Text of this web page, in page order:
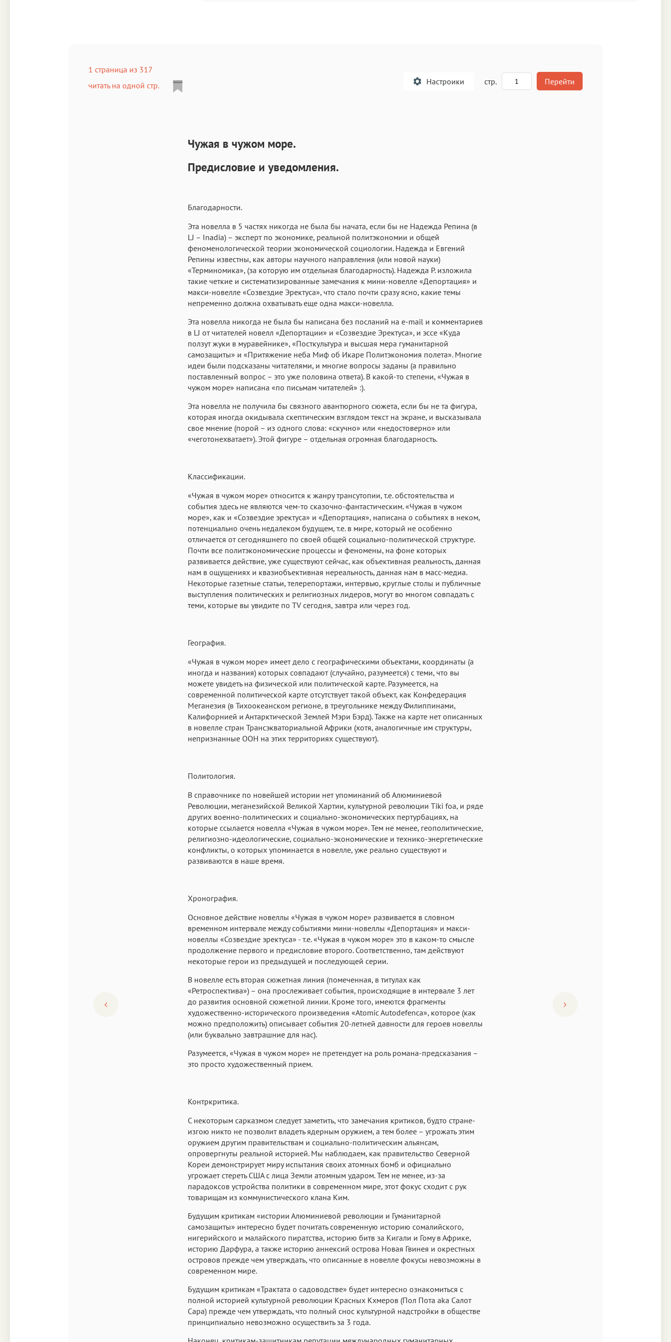
1 страница из 317
читать на одной стр.
Настроики
Аа
Roboto
Аа Аа
Fira Sans
Аа
Аа
Iowan
Аа
San Francisco Аа
SF Serif Аа
New York
Аа
Helvetica Neue
Аа
Arial Аа
Georgia
Аа
Аа
Courier
Аа
Courier New
Аа
Menlo
Аа
SF Mono
стр. Перейти
Чужая в чужом море.
Предисловие и уведомления.
Благодарности.
Эта новелла в 5 частях никогда не была бы начата, если бы не Надежда Репина (в
LJ – Inadia) – эксперт по экономике, реальной политэкономии и общей
феноменологической теории экономической социологии. Надежда и Евгений
Репины известны, как авторы научного направления (или новой науки)
«Терминомика», (за которую им отдельная благодарность). Надежда Р. изложила
такие четкие и систематизированные замечания к мини-новелле «Депортация» и
макси-новелле «Созвездие Эректуса», что стало почти сразу ясно, какие темы
непременно должна охватывать еще одна макси-новелла.
Эта новелла никогда не была бы написана без посланий на e-mail и комментариев
в LJ от читателей новелл «Депортации» и «Созвездие Эректуса», и эссе «Куда
ползут жуки в муравейнике», «Посткультура и высшая мера гуманитарной
самозащиты» и «Притяжение неба Миф об Икаре Политэкономия полета». Многие
идеи были подсказаны читателями, и многие вопросы заданы (а правильно
поставленный вопрос – это уже половина ответа). В какой-то степени, «Чужая в
чужом море» написана «по письмам читателей» :).
Эта новелла не получила бы связного авантюрного сюжета, если бы не та фигура,
которая иногда окидывала скептическим взглядом текст на экране, и высказывала
свое мнение (порой – из одного слова: «скучно» или «недостоверно» или
«чеготонехватает»). Этой фигуре – отдельная огромная благодарность.
Классификации.
«Чужая в чужом море» относится к жанру трансутопии, т.е. обстоятельства и
события здесь не являются чем-то сказочно-фантастическим. «Чужая в чужом
море», как и «Созвездие эректуса» и «Депортация», написана о событиях в неком,
потенциально очень недалеком будущем, т.е. в мире, который не особенно
отличается от сегодняшнего по своей общей социально-политической структуре.
Почти все политэкономические процессы и феномены, на фоне которых
развивается действие, уже существуют сейчас, как объективная реальность, данная
нам в ощущениях и квазиобъективная нереальность, данная нам в масс-медиа.
Некоторые газетные статьи, телерепортажи, интервью, круглые столы и публичные
выступления политических и религиозных лидеров, могут во многом совпадать с
теми, которые вы увидите по TV сегодня, завтра или через год.
География.
«Чужая в чужом море» имеет дело с географическими объектами, координаты (а
иногда и названия) которых совпадают (случайно, разумеется) с теми, что вы
можете увидеть на физической или политической карте. Разумеется, на
современной политической карте отсутствует такой объект, как Конфедерация
Меганезия (в Тихоокеанском регионе, в треугольнике между Филиппинами,
Калифорнией и Антарктической Землей Мэри Бэрд). Также на карте нет описанных
в новелле стран Трансэкваториальной Африки (хотя, аналогичные им структуры,
непризнанные ООН на этих территориях существуют).
Политология.
В справочнике по новейшей истории нет упоминаний об Алюминиевой
Революции, меганезийской Великой Хартии, культурной революции Tiki foa, и ряде
других военно-политических и социально-экономических пертурбациях, на
которые ссылается новелла «Чужая в чужом море». Тем не менее, геополитические,
религиозно-идеологические, социально-экономические и технико-энергетические
конфликты, о которых упоминается в новелле, уже реально существуют и
развиваются в наше время.
Хронография.
Основное действие новеллы «Чужая в чужом море» развивается в словном
временном интервале между событиями мини-новеллы «Депортация» и макси-
новеллы «Созвездие эректуса» - т.е. «Чужая в чужом море» это в каком-то смысле
продолжение первого и предисловие второго. Соответственно, там действуют
некоторые герои из предыдущей и последующей серии.
В новелле есть вторая сюжетная линия (помеченная, в титулах как
«Ретроспектива») – она прослеживает события, происходящие в интервале 3 лет
до развития основной сюжетной линии. Кроме того, имеются фрагменты
художественно-исторического произведения «Atomic Autodefenca», которое (как
можно предположить) описывает события 20-летней давности для героев новеллы
(или буквально завтрашние для нас).
Разумеется, «Чужая в чужом море» не претендует на роль романа-предсказания –
это просто художественный прием.
Контркритика.
С некоторым сарказмом следует заметить, что замечания критиков, будто стране-
изгою никто не позволит владеть ядерным оружием, а тем более – угрожать этим
оружием другим правительствам и социально-политическим альянсам,
опровергнуты реальной историей. Мы наблюдаем, как правительство Северной
Кореи демонстрирует миру испытания своих атомных бомб и официально
угрожает стереть США с лица Земли атомным ударом. Тем не менее, из-за
парадоксов устройства политики в современном мире, этот фокус сходит с рук
товарищам из коммунистического клана Ким.
Будущим критикам «истории Алюминиевой революции и Гуманитарной
самозащиты» интересно будет почитать современную историю сомалийского,
нигерийского и малайского пиратства, историю битв за Кигали и Гому в Африке,
историю Дарфура, а также историю аннексий острова Новая Гвинея и окрестных
островов прежде чем утверждать, что описанные в новелле фокусы невозможны в
современном мире.
Будущим критикам «Трактата о садоводстве» будет интересно ознакомиться с
полной историей культурной революции Красных Кхмеров (Пол Пота aka Салот
Сара) прежде чем утверждать, что полный снос культурной надстройки в обществе
принципиально невозможно осуществить за 3 года.